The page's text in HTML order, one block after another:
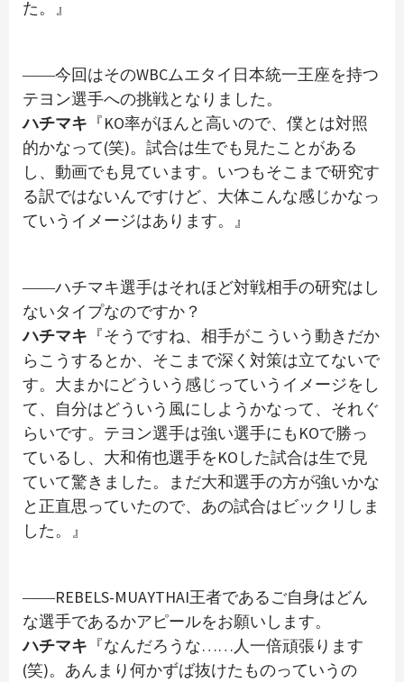
た。』
――今回はそのWBCムエタイ日本統一王座を持つ
テヨン選手への挑戦となりました。
ハチマキ 『KO率がほんと高いので、僕とは対照
的かなって(笑)。試合は生でも見たことがある
し、動画でも見ています。いつもそこまで研究す
る訳ではないんですけど、大体こんな感じかなっ
ていうイメージはあります。』
――ハチマキ選手はそれほど対戦相手の研究はし
ないタイプなのですか？
ハチマキ 『そうですね、相手がこういう動きだか
らこうするとか、そこまで深く対策は立てないで
す。大まかにどういう感じっていうイメージをし
て、自分はどういう風にしようかなって、それぐ
らいです。テヨン選手は強い選手にもKOで勝っ
ているし、大和侑也選手をKOした試合は生で見
ていて驚きました。まだ大和選手の方が強いかな
と正直思っていたので、あの試合はビックリしま
した。』
――REBELS-MUAYTHAI王者であるご自身はどん
な選手であるかアピールをお願いします。
ハチマキ 『なんだろうな……人一倍頑張ります
(笑)。あんまり何かずば抜けたものっていうの